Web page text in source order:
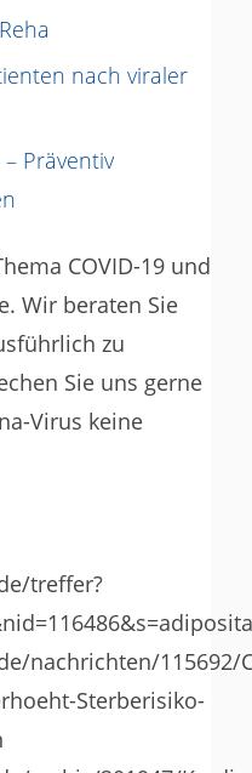
nach viraler
Präventiv
COVID-19 und
Wir beraten Sie
zu
Sie uns gerne
Virus keine
treffer?
nachrichten/115692/
Sterberisiko-